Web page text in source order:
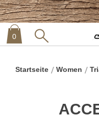
00 item
Startseite Women